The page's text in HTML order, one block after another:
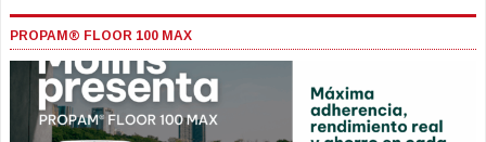
PROPAM® FLOOR 100 MAX